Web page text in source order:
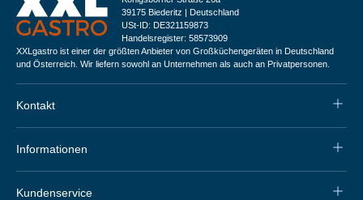
39175 Biederitz | Deutschland
USt-ID: DE321159873
Handelsregister: 58573909
XXLgastro ist einer der größten Anbieter von Großküchengeräten in Deutschland
und Österreich. Wir liefern sowohl an Unternehmen als auch an Privatpersonen.
Kontakt
Informationen
Kundenservice